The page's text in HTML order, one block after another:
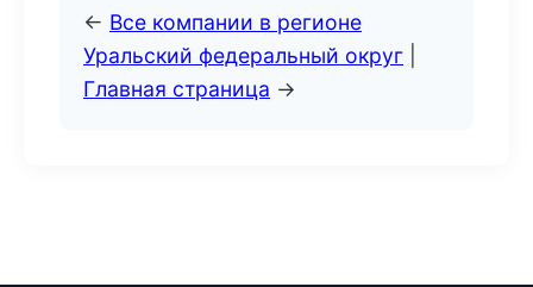
← Все компании в регионе
Уральский федеральный округ
Главная страница →